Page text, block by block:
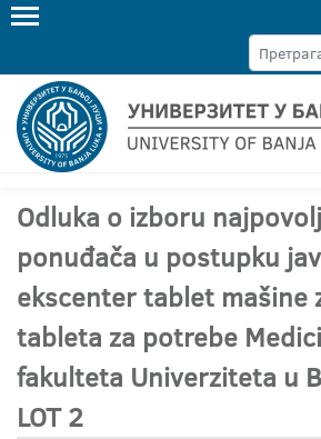
Odluka o izboru
ponuđača u postupku
ekscenter tablet mašine
tableta za potrebe
fakulteta Univerziteta u
LOT 2